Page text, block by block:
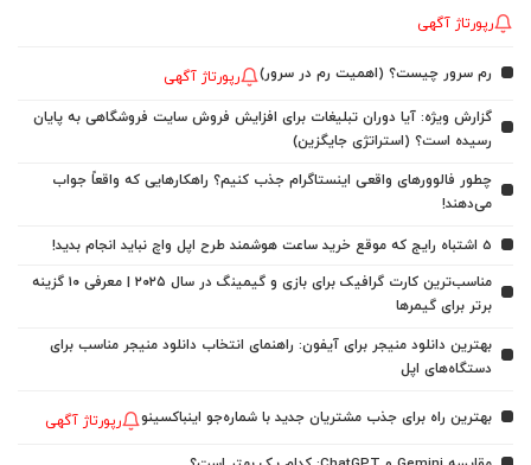
رپورتاژ آگهی
رم سرور چیست؟ (اهمیت رم در سرور) رپورتاژ آگهی
گزارش ویژه: آیا دوران تبلیغات برای افزایش فروش سایت فروشگاهی به پایان
رسیده است؟ (استراتژی جایگزین)
چطور فالوورهای واقعی اینستاگرام جذب کنیم؟ راهکارهایی که واقعاً جواب
می‌دهند!
5 اشتباه رایج که موقع خرید ساعت هوشمند طرح اپل واچ نباید انجام بدید!
مناسب‌ترین کارت گرافیک برای بازی و گیمینگ در سال ۲۰۲۵ | معرفی ۱۰ گزینه
برتر برای گیمرها
بهترین دانلود منیجر برای آیفون: راهنمای انتخاب دانلود منیجر مناسب برای
دستگاه‌های اپل
بهترین راه برای جذب مشتریان جدید با شماره‌جو اینباکسینو رپورتاژ آگهی